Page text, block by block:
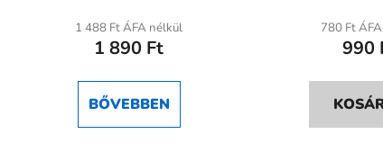
1 488 Ft ÁFA nélkül
1 890 Ft
BŐVEBBEN
780 Ft
990